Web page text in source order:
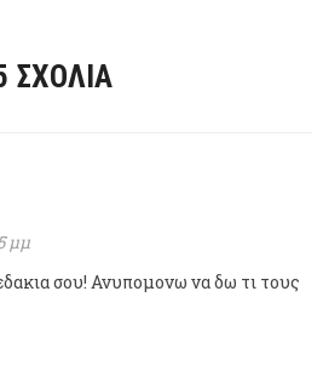
ΣΧΌΛΙΑ
μμ
σου! Ανυπομονω να δω τι τους